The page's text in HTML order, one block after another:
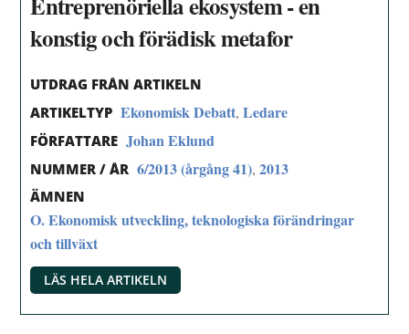
konstig och förädisk metafor
UTDRAG FRÅN ARTIKELN
ARTIKELTYP Ekonomisk Debatt,Ledare
FÖRFATTARE Johan Eklund
NUMMER / ÅR 6/2013 (årgång 41),2013
ÄMNEN
O. Ekonomisk utveckling, teknologiska förändringar
och tillväxt
LÄS HELA ARTIKELN